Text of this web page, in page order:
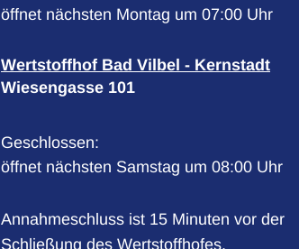
öffnet nächsten Montag um 07:00 Uhr
Wertstoffhof Bad Vilbel - Kernstadt
Wiesengasse 101
Klicken, um weitere Öffnungs- oder
Geschlossen:
öffnet nächsten Samstag um 08:00 Uhr
Annahmeschluss ist 15 Minuten vor der
Schließung des Wertstoffhofes.